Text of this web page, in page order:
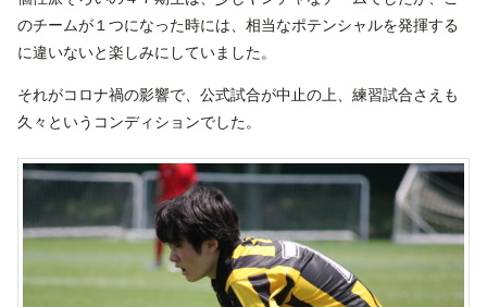
のチームが１つになった時には、相当なポテンシャルを発揮する
に違いないと楽しみにしていました。
それがコロナ禍の影響で、公式試合が中止の上、練習試合さえも
久々というコンディションでした。